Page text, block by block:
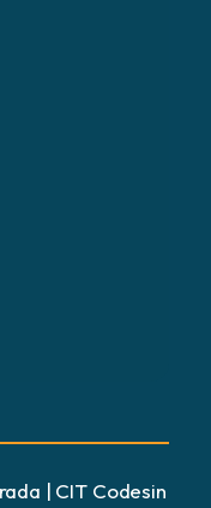
| CIT Codesin